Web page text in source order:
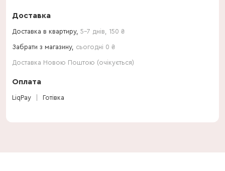
Доставка
Доставка в квартиру, 5-7 днів 150 ₴
Забрати з магазину, сьогодні 0 ₴
Доставка Новою Поштою (очікується)
Оплата
LiqPay Готівка